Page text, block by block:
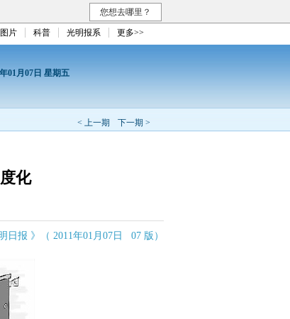
您想去哪里？
图片 科普 光明报系 更多>>
01月07日 星期五
< 上一期 下一期 >
化
日报 》（ 2011年01月07日 07 版）